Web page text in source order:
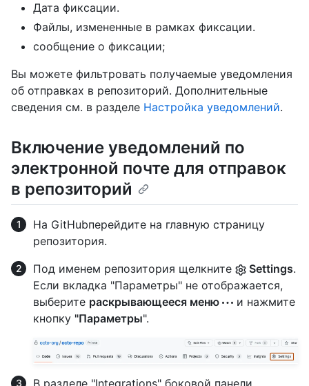
Дата фиксации.
Файлы, измененные в рамках фиксации.
сообщение о фиксации;
Вы можете фильтровать получаемые уведомления
об отправках в репозиторий. Дополнительные
сведения см. в разделе Настройка уведомлений.
Включение уведомлений по
электронной почте для отправок
в репозиторий
На GitHubперейдите на главную страницу
репозитория.
Под именем репозитория щелкните
Settings.
Если вкладка "Параметры" не отображается,
выберите раскрывающееся меню
и нажмите
кнопку "Параметры".